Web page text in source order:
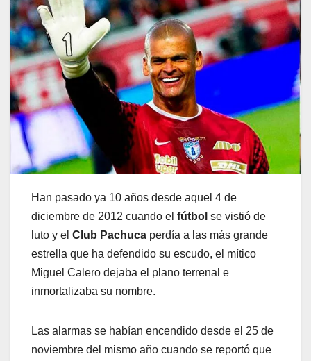
Han pasado ya 10 años desde aquel 4 de
diciembre de 2012 cuando el fútbol se vistió de
luto y el Club Pachuca perdía a las más grande
estrella que ha defendido su escudo, el mítico
Miguel Calero dejaba el plano terrenal e
inmortalizaba su nombre.
Las alarmas se habían encendido desde el 25 de
noviembre del mismo año cuando se reportó que